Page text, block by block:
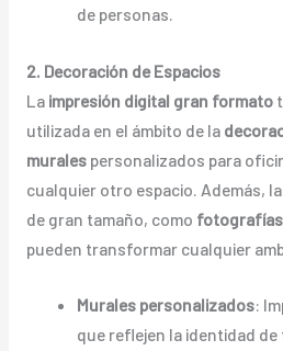
de personas.
2. Decoración de Espacios
La impresión digital gran formato
utilizada en el ámbito de la
muralespersonalizados para
cualquier otro espacio. Además,
de gran tamaño, como fotografías
pueden transformar cualquier
Murales personalizados:
que reflejen la identidad